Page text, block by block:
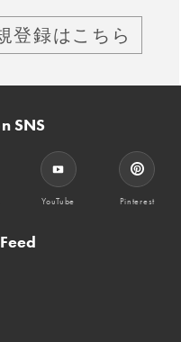
登録はこちら
SNS
YouTube Pinterest